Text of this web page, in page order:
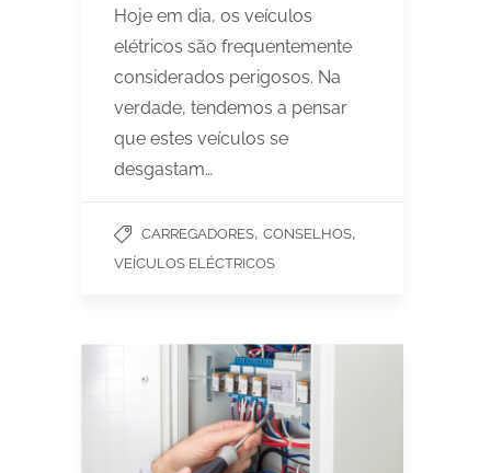
Hoje em dia, os veículos
elétricos são frequentemente
considerados perigosos. Na
verdade, tendemos a pensar
que estes veículos se
desgastam…
CARREGADORES, CONSELHOS,
VEÍCULOS ELÉCTRICOS